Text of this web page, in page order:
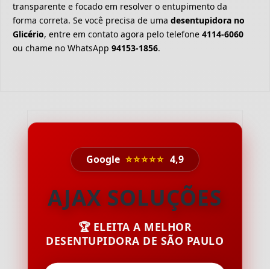
transparente e focado em resolver o entupimento da
forma correta. Se você precisa de uma desentupidora no
Glicério, entre em contato agora pelo telefone 4114-6060
ou chame no WhatsApp 94153-1856.
Google ⭐⭐⭐⭐⭐ 4,9
AJAX SOLUÇÕES
🏆 ELEITA A MELHOR
DESENTUPIDORA DE SÃO PAULO